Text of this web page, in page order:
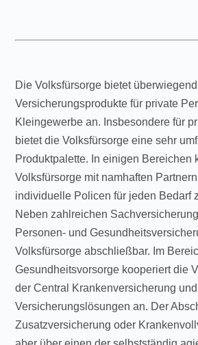
Die Volksfürsorge bietet überwiegend
Versicherungsprodukte für private
Kleingewerbe an. Insbesondere für
bietet die Volksfürsorge eine sehr
Produktpalette. In einigen Bereichen
Volksfürsorge mit namhaften
individuelle Policen für jeden Bedarf
Neben zahlreichen
Personen- und
Volksfürsorge abschließbar. Im
Gesundheitsvorsorge kooperiert die
der Central Krankenversicherung
Versicherungslösungen an. Der
Zusatzversicherung oder